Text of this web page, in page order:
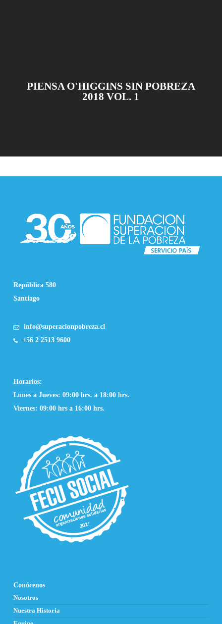
PIENSA O'HIGGINS SIN POBREZA
2018 VOL. 1
República 580
Santiago
info@superacionpobreza.cl
+56 2 2513 9600
Horarios:
Lunes a Jueves: 09:00 hrs. a 18:00 hrs.
Viernes: 09:00 hrs a 16:00 hrs.
Conócenos
Nosotros
Nuestra Historia